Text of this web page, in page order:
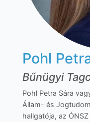
Pohl
Bűnügyi
Pohl Petra Sára
Állam- és
hallgatója, az